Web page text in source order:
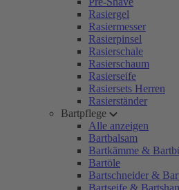
Rasiergel
Rasiermesser
Rasierpinsel
Rasierschale
Rasierschaum
Rasierseife
Rasiersets Herren
Rasierständer
Bartpflege
Alle anzeigen
Bartbalsam
Bartkämme &
Bartöle
Bartschneider &
Bartseife &